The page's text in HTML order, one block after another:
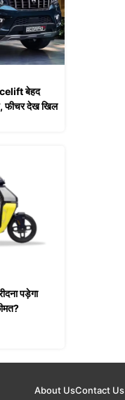
बेहद
फीचर देख खिल
पड़ेगा
About UsContact Us